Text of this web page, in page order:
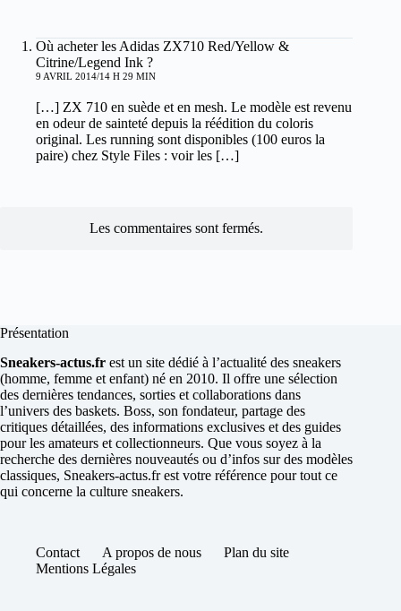
Où acheter les Adidas ZX710 Red/Yellow &
Citrine/Legend Ink ?
9 AVRIL 2014/14 H 29 MIN
[…] ZX 710 en suède et en mesh. Le modèle est revenu
en odeur de sainteté depuis la réédition du coloris
original. Les running sont disponibles (100 euros la
paire) chez Style Files : voir les […]
Les commentaires sont fermés.
Présentation
Sneakers-actus.fr est un site dédié à l’actualité des sneakers
(homme, femme et enfant) né en 2010. Il offre une sélection
des dernières tendances, sorties et collaborations dans
l’univers des baskets. Boss, son fondateur, partage des
critiques détaillées, des informations exclusives et des guides
pour les amateurs et collectionneurs. Que vous soyez à la
recherche des dernières nouveautés ou d’infos sur des modèles
classiques, Sneakers-actus.fr est votre référence pour tout ce
qui concerne la culture sneakers.
Contact A propos de nous
Plan du site
Mentions Légales